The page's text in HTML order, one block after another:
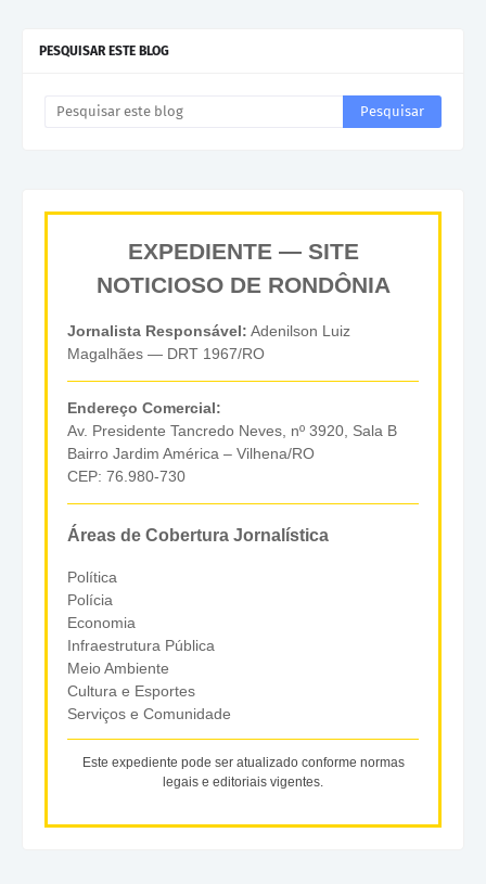
PESQUISAR ESTE BLOG
EXPEDIENTE — SITE
NOTICIOSO DE RONDÔNIA
Jornalista Responsável: Adenilson Luiz
Magalhães — DRT 1967/RO
Endereço Comercial:
Av. Presidente Tancredo Neves, nº 3920, Sala B
Bairro Jardim América – Vilhena/RO
CEP: 76.980-730
Áreas de Cobertura Jornalística
Política
Polícia
Economia
Infraestrutura Pública
Meio Ambiente
Cultura e Esportes
Serviços e Comunidade
Este expediente pode ser atualizado conforme normas
legais e editoriais vigentes.